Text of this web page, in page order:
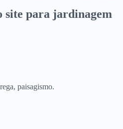
site para jardinagem
paisagismo.